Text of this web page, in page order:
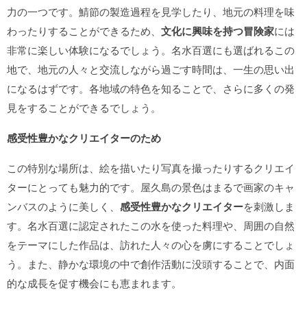
力の一つです。鯖節の製造過程を見学したり、地元の料理を味
わったりすることができるため、 文化に興味を持つ冒険家には
非常に楽しい体験になるでしょう。名水百選にも選ばれるこの
地で、地元の人々と交流しながら過ごす時間は、一生の思い出
になるはずです。各地域の特色を知ることで、さらに多くの発
見をすることができるでしょう。
感受性豊かなクリエイターのため
この特別な場所は、絵を描いたり写真を撮ったりするクリエイ
ターにとっても魅力的です。屋久島の景色はまるで画家のキャ
ンバスのように美しく、 感受性豊かなクリエイターを刺激しま
す。名水百選に認定されたこの水を使った料理や、周囲の自然
をテーマにした作品は、訪れた人々の心を虜にすることでしょ
う。また、静かな環境の中で創作活動に没頭することで、内面
的な成長を促す機会にも恵まれます。